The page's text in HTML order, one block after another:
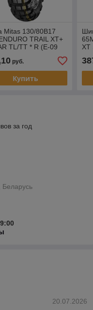
Mitas 130/80B17
TRAIL XT+
TL/TT * R (E-09
руб.
Купить
XT
за год
Беларусь
20.07.2026